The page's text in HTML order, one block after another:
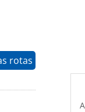
rotas